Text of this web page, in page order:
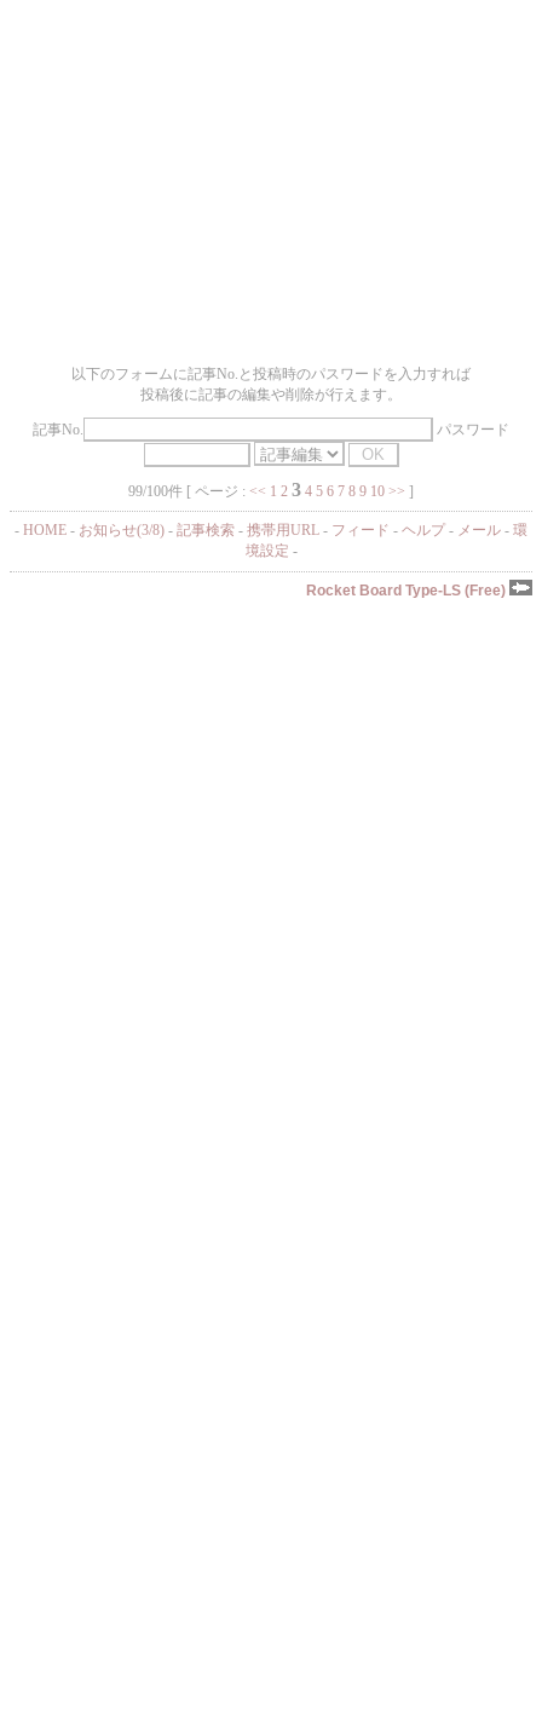
以下のフォームに記事No.と投稿時のパスワードを入力すれば
投稿後に記事の編集や削除が行えます。
記事No. パスワード
99/100件 [ ページ : << 1 2 3 4 5 6 7 8 9 10 >> ]
- HOME - お知らせ(3/8) - 記事検索 - 携帯用URL - フィード - ヘルプ - メール - 環
境設定 -
Rocket Board Type-LS (Free)